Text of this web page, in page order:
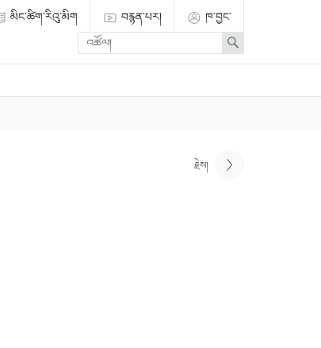
མིང་ཚིག་རིའུ་མིག བརྙན་པར།
ཁ་བྱང་
Enter
search
term
Search
རྗེས།